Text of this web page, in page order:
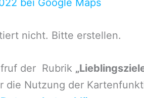
bei Google Maps
nicht. Bitte erstellen.
der Rubrik
die Nutzung der